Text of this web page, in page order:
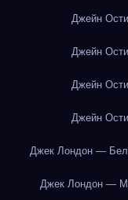
Джейн
Джейн
Джейн
Джейн
Джек Лондон —
Джек Лондон —